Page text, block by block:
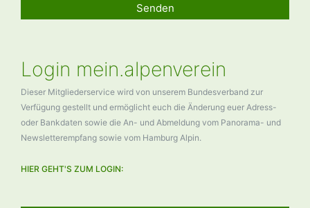
Senden
Login mein.alpenverein
Dieser Mitgliederservice wird von unserem Bundesverband zur
Verfügung gestellt und ermöglicht euch die Änderung euer Adress-
oder Bankdaten sowie die An- und Abmeldung vom Panorama- und
Newsletterempfang sowie vom Hamburg Alpin.
HIER GEHT'S ZUM LOGIN: